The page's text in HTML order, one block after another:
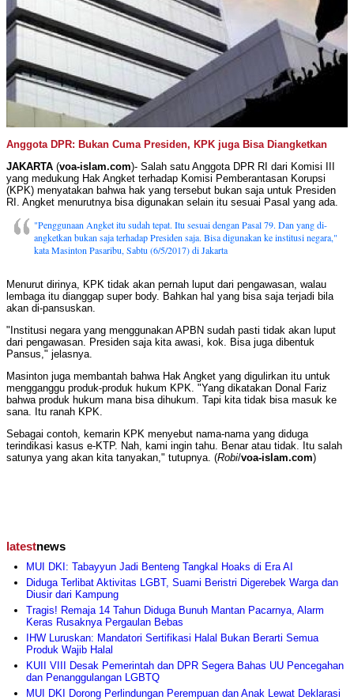
Anggota DPR: Bukan Cuma Presiden, KPK juga Bisa Diangketkan
JAKARTA (voa-islam.com)- Salah satu Anggota DPR RI dari Komisi III
yang medukung Hak Angket terhadap Komisi Pemberantasan Korupsi
(KPK) menyatakan bahwa hak yang tersebut bukan saja untuk Presiden
RI. Angket menurutnya bisa digunakan selain itu sesuai Pasal yang ada.
"Penggunaan Angket itu sudah tepat. Itu sesuai dengan Pasal 79. Dan yang di-
angketkan bukan saja terhadap Presiden saja. Bisa digunakan ke institusi negara,"
kata Masinton Pasaribu, Sabtu (6/5/2017) di Jakarta
Menurut dirinya, KPK tidak akan pernah luput dari pengawasan, walau
lembaga itu dianggap super body. Bahkan hal yang bisa saja terjadi bila
akan di-pansuskan.
"Institusi negara yang menggunakan APBN sudah pasti tidak akan luput
dari pengawasan. Presiden saja kita awasi, kok. Bisa juga dibentuk
Pansus," jelasnya.
Masinton juga membantah bahwa Hak Angket yang digulirkan itu untuk
mengganggu produk-produk hukum KPK. "Yang dikatakan Donal Fariz
bahwa produk hukum mana bisa dihukum. Tapi kita tidak bisa masuk ke
sana. Itu ranah KPK.
Sebagai contoh, kemarin KPK menyebut nama-nama yang diduga
terindikasi kasus e-KTP. Nah, kami ingin tahu. Benar atau tidak. Itu salah
satunya yang akan kita tanyakan," tutupnya. (Robi/voa-islam.com)
latestnews
MUI DKI: Tabayyun Jadi Benteng Tangkal Hoaks di Era AI
Diduga Terlibat Aktivitas LGBT, Suami Beristri Digerebek Warga dan
Diusir dari Kampung
Tragis! Remaja 14 Tahun Diduga Bunuh Mantan Pacarnya, Alarm
Keras Rusaknya Pergaulan Bebas
IHW Luruskan: Mandatori Sertifikasi Halal Bukan Berarti Semua
Produk Wajib Halal
KUII VIII Desak Pemerintah dan DPR Segera Bahas UU Pencegahan
dan Penanggulangan LGBTQ
MUI DKI Dorong Perlindungan Perempuan dan Anak Lewat Deklarasi